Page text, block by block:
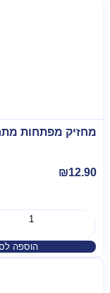
מחזיק מפתחות
₪12.90
הוספה לסל